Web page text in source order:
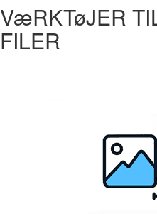
VæRKTøJER
FILER